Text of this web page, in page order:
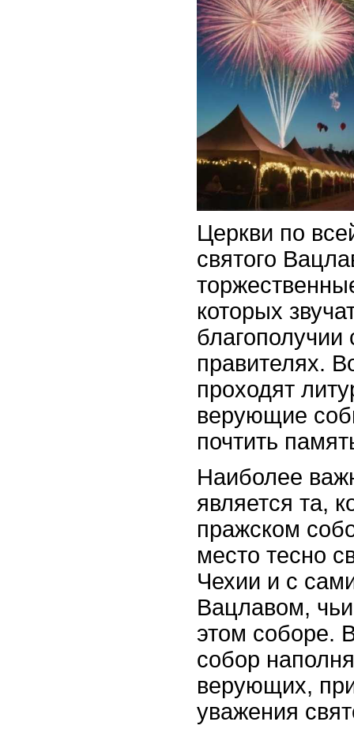
Церкви по
святого
которых
правителях.
проходят
верующие
почтить
Наиболее
является та,
пражском
место тесно
Чехии и с
Вацлавом,
этом соборе.
собор
верующих,
уважения